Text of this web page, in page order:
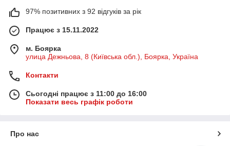
97% позитивних з 92 відгуків за рік
Працює з 15.11.2022
м. Боярка
улица Дежньова, 8 (Київська обл.), Боярка, Україна
Контакти
Сьогодні працює з 11:00 до 16:00
Показати весь графік роботи
Про нас